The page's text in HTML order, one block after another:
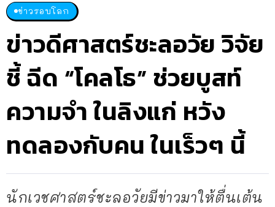
ข่าวรอบโลก
ข่าวดีศาสตร์ชะลอวัย วิจัย
ชี้ ฉีด “โคลโธ” ช่วยบูสท์
ความจำ ในลิงแก่ หวัง
ทดลองกับคน ในเร็วๆ นี้
นักเวชศาสตร์ชะลอวัยมีข่าวมาให้ตื่นเต้น